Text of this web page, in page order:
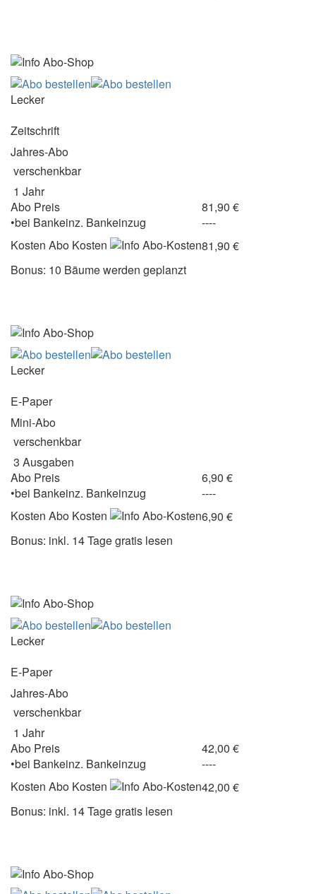
Lecker
Zeitschrift
Jahres-Abo
verschenkbar
1 Jahr
Abo Preis
81,90 €
•bei Bankeinz. Bankeinzug
----
Kosten Abo Kosten
81,90 €
Bonus: 10 Bäume werden geplanzt
Lecker
E-Paper
Mini-Abo
verschenkbar
3 Ausgaben
Abo Preis
6,90 €
•bei Bankeinz. Bankeinzug
----
Kosten Abo Kosten
6,90 €
Bonus: inkl. 14 Tage gratis lesen
Lecker
E-Paper
Jahres-Abo
verschenkbar
1 Jahr
Abo Preis
42,00 €
•bei Bankeinz. Bankeinzug
----
Kosten Abo Kosten
42,00 €
Bonus: inkl. 14 Tage gratis lesen